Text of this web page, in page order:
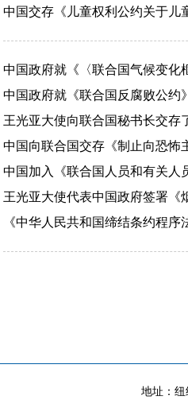
中国交存《儿童权利公约关于儿
中国政府就《〈联合国气候变化
中国政府就《联合国反腐败公约
王光亚大使向联合国秘书长交存
中国向联合国交存《制止向恐怖
中国加入《联合国人员和有关人
王光亚大使代表中国政府签署《
《中华人民共和国缔结条约程序
地址：纽